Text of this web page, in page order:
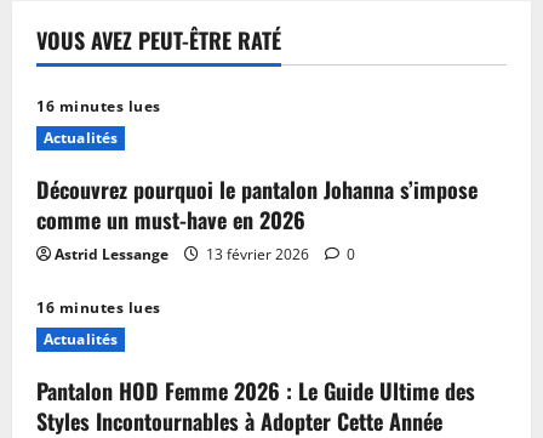
VOUS AVEZ PEUT-ÊTRE RATÉ
16 minutes lues
Actualités
Découvrez pourquoi le pantalon Johanna s’impose
comme un must-have en 2026
Astrid Lessange 13 février 2026 0
16 minutes lues
Actualités
Pantalon HOD Femme 2026 : Le Guide Ultime des
Styles Incontournables à Adopter Cette Année